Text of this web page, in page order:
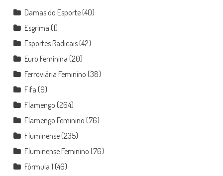
Damas do Esporte(40)
Esgrima (1)
Esportes Radicais(42)
Euro Feminina (20)
Ferroviária Feminino (38)
Fifa (9)
Flamengo (264)
Flamengo Feminino (76)
Fluminense(235)
Fluminense Feminino (76)
Fórmula 1 (46)